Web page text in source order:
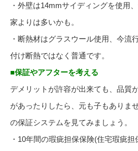
・外壁は14mmサイディングを使用
家よりは多いかも。
・断熱材はグラスウール使用、今流
付け断熱ではなく普通です。
■保証やアフターを考える
デメリットが許容が出来ても、品質
があったりしたら、元も子もありま
の保証システムを見てみましょう。
・10年間の瑕疵担保保険(住宅瑕疵